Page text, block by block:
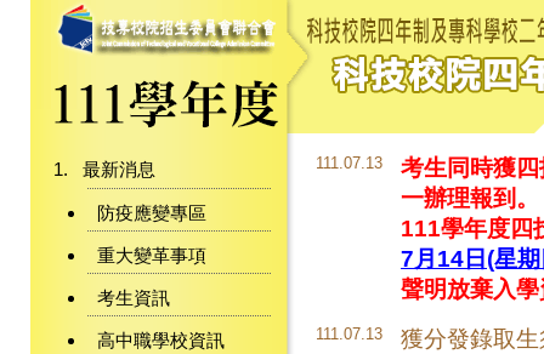
最新消息
防疫應變專區
重大變革事項
考生資訊
高中職學校資訊
111.07.13
考生同時獲
一辦理報到。
111學年度四
7月14日(星
聲明放棄入
111.07.13
獲分發錄取